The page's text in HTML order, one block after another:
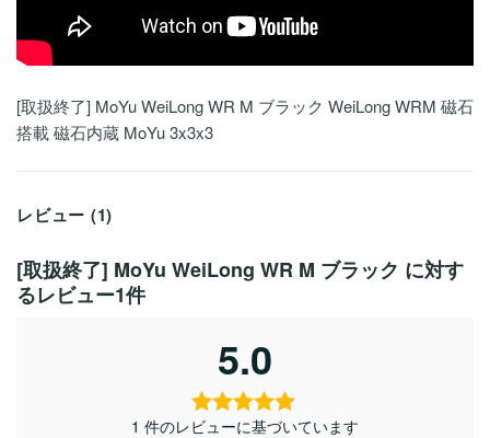
[取扱終了] MoYu WeiLong WR M ブラック WeiLong WRM 磁石
搭載 磁石内蔵 MoYu 3x3x3
レビュー (1)
[取扱終了] MoYu WeiLong WR M ブラック に対す
るレビュー1件
5.0
1 件のレビューに基づいています